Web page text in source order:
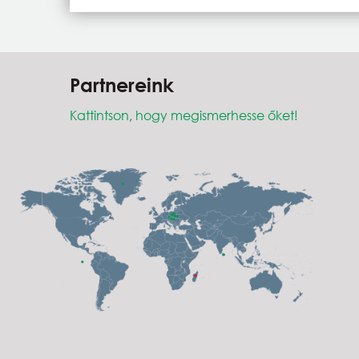
Partnereink
Kattintson, hogy megismerhesse őket!